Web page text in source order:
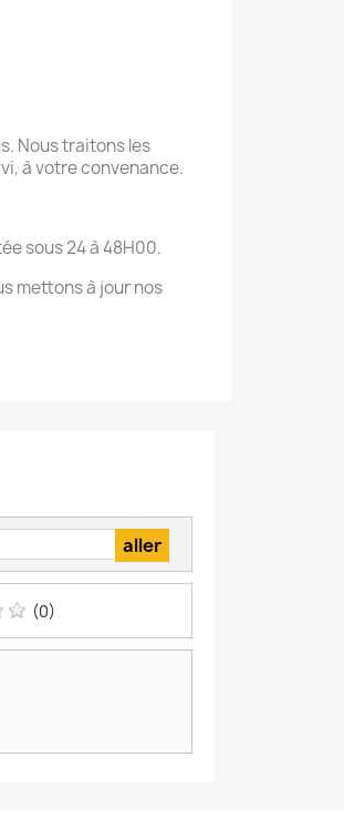
Nous traitons les
à votre convenance.
sous 24 à 48H00.
mettons à jour nos
(0)